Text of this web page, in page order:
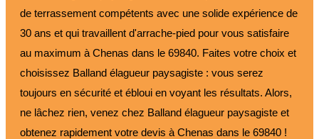
de terrassement compétents avec une solide expérience de
30 ans et qui travaillent d'arrache-pied pour vous satisfaire
au maximum à Chenas dans le 69840. Faites votre choix et
choisissez Balland élagueur paysagiste : vous serez
toujours en sécurité et ébloui en voyant les résultats. Alors,
ne lâchez rien, venez chez Balland élagueur paysagiste et
obtenez rapidement votre devis à Chenas dans le 69840 !